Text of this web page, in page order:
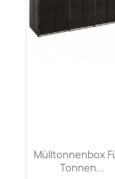
Mülltonnenbox
Tonnen...